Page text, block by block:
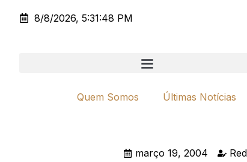
8/8/2026, 5:31:48 PM
Quem Somos Últimas Notícias
março 19, 2004